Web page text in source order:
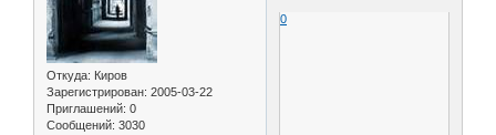
Откуда: Киров
Зарегистрирован: 2005-03-22
Приглашений: 0
Сообщений: 3030
0